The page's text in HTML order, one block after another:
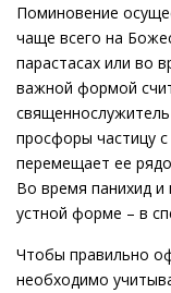
Поминовение
чаще всего на
парастасах или во
важной формой
просфоры частицу
перемещает ее
Во время панихид
устной форме – в
Чтобы правильно
необходимо